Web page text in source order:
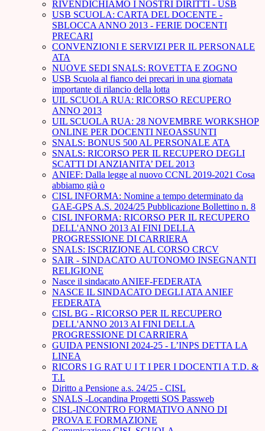
RIVENDICHIAMO I NOSTRI DIRITTI - USB
USB SCUOLA: CARTA DEL DOCENTE -
SBLOCCA ANNO 2013 - FERIE DOCENTI
PRECARI
CONVENZIONI E SERVIZI PER IL PERSONALE
ATA
NUOVE SEDI SNALS: ROVETTA E ZOGNO
USB Scuola al fianco dei precari in una giornata
importante di rilancio della lotta
UIL SCUOLA RUA: RICORSO RECUPERO
ANNO 2013
UIL SCUOLA RUA: 28 NOVEMBRE WORKSHOP
ONLINE PER DOCENTI NEOASSUNTI
SNALS: BONUS 500 AL PERSONALE ATA
SNALS: RICORSO PER IL RECUPERO DEGLI
SCATTI DI ANZIANITA’ DEL 2013
ANIEF: Dalla legge al nuovo CCNL 2019-2021 Cosa
abbiamo già o
CISL INFORMA: Nomine a tempo determinato da
GAE-GPS A.S. 2024/25 Pubblicazione Bollettino n. 8
CISL INFORMA: RICORSO PER IL RECUPERO
DELL'ANNO 2013 AI FINI DELLA
PROGRESSIONE DI CARRIERA
SNALS: ISCRIZIONE AL CORSO CRCV
SAIR - SINDACATO AUTONOMO INSEGNANTI
RELIGIONE
Nasce il sindacato ANIEF-FEDERATA
NASCE IL SINDACATO DEGLI ATA ANIEF
FEDERATA
CISL BG - RICORSO PER IL RECUPERO
DELL'ANNO 2013 AI FINI DELLA
PROGRESSIONE DI CARRIERA
GUIDA PENSIONI 2024-25 - L’INPS DETTA LA
LINEA
RICORS I G RAT U I T I PER I DOCENTI A T.D. &
T.I.
Diritto a Pensione a.s. 24/25 - CISL
SNALS -Locandina Progetti SOS Passweb
CISL-INCONTRO FORMATIVO ANNO DI
PROVA E FORMAZIONE